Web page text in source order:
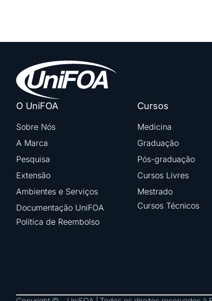
O UniFOA
Sobre Nós
A Marca
Pesquisa
Extensão
Ambientes e Serviços
Documentação UniFOA
Política de Reembolso
Cursos
Medicina
Graduação
Pós-graduação
Cursos Livres
Mestrado
Cursos Técnicos